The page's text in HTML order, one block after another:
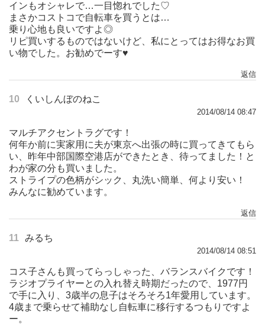
インもオシャレで…一目惚れでした♡
まさかコストコで自転車を買うとは…
乗り心地も良いですよ◎
リピ買いするものではないけど、私にとってはお得なお買
い物でした。お勧めでーす♥︎
返信
10 くいしんぼのねこ
2014/08/14 08:47
マルチアクセントラグです！
何年か前に実家用に夫が東京へ出張の時に買ってきてもら
い、昨年中部国際空港店ができたとき、待ってました！と
わが家の分も買いました。
ストライプの色柄がシック、丸洗い簡単、何より安い！
みんなに勧めています。
返信
11 みるち
2014/08/14 08:51
コス子さんも買ってらっしゃった、バランスバイクです！
ラジオプライヤーとの入れ替え時期だったので、1977円
で手に入り、3歳半の息子はそろそろ1年愛用しています。
4歳まで乗らせて補助なし自転車に移行するつもりですよ
ー。